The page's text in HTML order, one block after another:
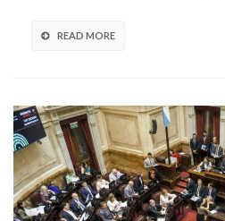
READ MORE